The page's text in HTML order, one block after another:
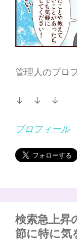
管理人のプロ
↓ ↓ ↓
プロフィール
検索急上昇
節に特に気